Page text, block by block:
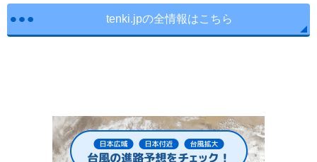
tenki.jpの全情報はこちら